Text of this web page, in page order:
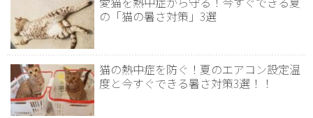
の「猫の暑さ対策」3選
猫の熱中症を防ぐ！夏のエアコン設定温
度と今すぐできる暑さ対策3選！！